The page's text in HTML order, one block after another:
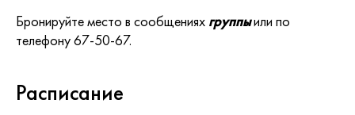
Бронируйте место в сообщениях группыили по
телефону 67-50-67.
Расписание